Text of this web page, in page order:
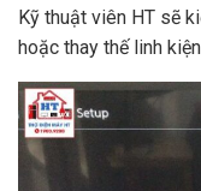
Kỹ thuật viên HT sẽ
hoặc thay thế linh